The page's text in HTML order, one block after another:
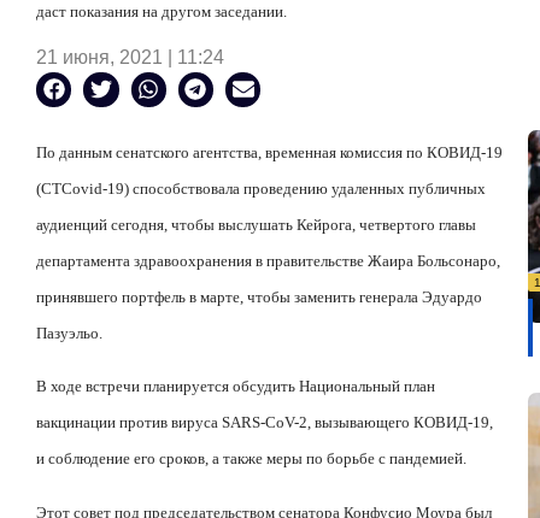
даст показания на другом заседании.
21 июня, 2021 | 11:24
По данным сенатского агентства, временная комиссия по КОВИД-19
(CTCovid-19) способствовала проведению удаленных публичных
аудиенций сегодня, чтобы выслушать Кейрога, четвертого главы
департамента здравоохранения в правительстве Жаира Больсонаро,
принявшего портфель в марте, чтобы заменить генерала Эдуардо
Пазуэльо.
В ходе встречи планируется обсудить Национальный план
вакцинации против вируса SARS-CoV-2, вызывающего КОВИД-19,
и соблюдение его сроков, а также меры по борьбе с пандемией.
Этот совет под председательством сенатора Конфусио Моура был